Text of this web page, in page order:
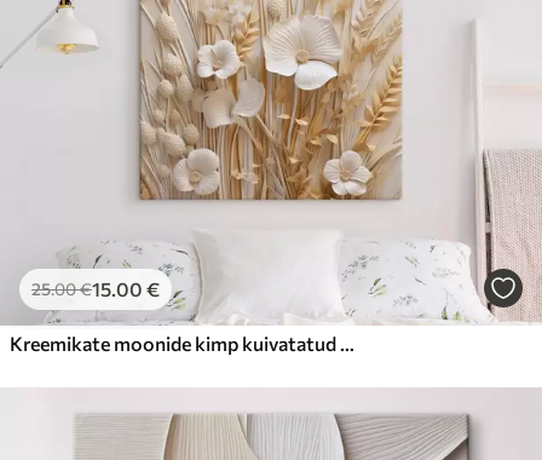
25.00€15.00 €
Kreemikate moonide kimp kuivatatud nisuvartega